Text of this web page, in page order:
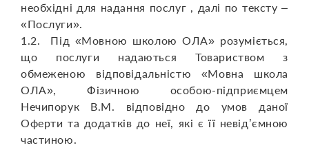
необхідні для надання послуг , далі по тексту –
«Послуги».
1.2. Під «Мовною школою ОЛА» розуміється,
що послуги надаються Товариством з
обмеженою відповідальністю «Мовна школа
ОЛА», Фізичною особою-підприємцем
Нечипорук В.М. відповідно до умов даної
Оферти та додатків до неї, які є її невід’ємною
частиною.